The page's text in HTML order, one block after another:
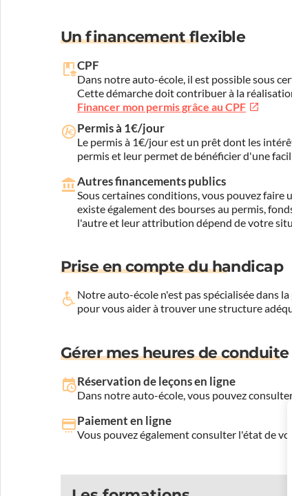
Un financement flexible
CPF
Dans notre auto-école, il est possible sous
Cette démarche doit contribuer à la
Financer mon permis grâce au CPF
Permis à 1€/jour
Le permis à 1€/jour est un prêt dont les
permis et leur permet de bénéficier d'une
Autres financements publics
Sous certaines conditions, vous pouvez faire
existe également des bourses au permis,
l'autre et leur attribution dépend de votre
Prise en compte du handicap
Notre auto-école n'est pas spécialisée dans
pour vous aider à trouver une structure
Gérer mes heures de
Réservation de leçons en ligne
Dans notre auto-école, vous pouvez
Paiement en ligne
Vous pouvez également consulter l'état de